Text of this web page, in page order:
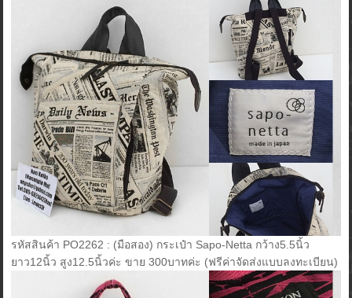
รหัสสินค้า PO2262 : (มือสอง) กระเป๋า Sapo-Netta กว้าง5.5นิ้ว
ยาว12นิ้ว สูง12.5นิ้วค่ะ ขาย 300บาทค่ะ (ฟรีค่าจัดส่งแบบลงทะเบียน)